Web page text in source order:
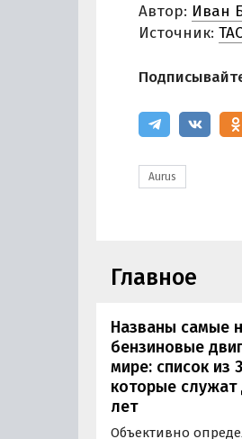
Автор: Иван
Источник:
Aurus
Главное
Названы самые
бензиновые
мире: список из
которые служат
лет
Объективно